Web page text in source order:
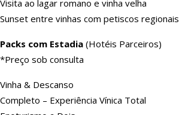
Visita ao lagar romano e vinha velha
Sunset entre vinhas com petiscos regionais
Packs com Estadia (Hotéis Parceiros)
*Preço sob consulta
Vinha & Descanso
Completo – Experiência Vínica Total